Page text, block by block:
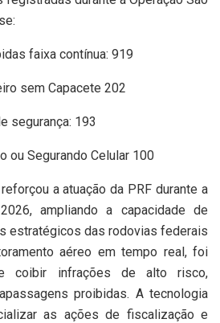
faixa contínua: 919
sem Capacete 202
segurança: 193
ou Segurando Celular 100
a atuação da PRF durante a
ampliando a capacidade de
estratégicos das rodovias federais
aéreo em tempo real, foi
coibir infrações de alto risco,
proibidas. A tecnologia
as ações de fiscalização e